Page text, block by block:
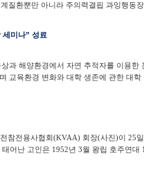
질환뿐만 아니라 주의력결핍 과잉행동
세미나” 성료
과 해양환경에서 자연 추적자를 이용한
교육환경 변화와 대학 생존에 관한 대학
참전용사협회(KVAA) 회장(사진)이 25
어난 고인은 1952년 3월 왕립 호주연대